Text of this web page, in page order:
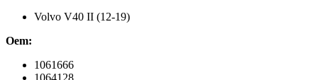
Volvo V40 II (12-19)
Oem:
1061666